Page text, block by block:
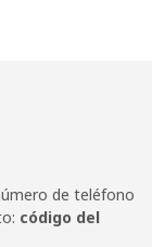
por
de teléfono
código del